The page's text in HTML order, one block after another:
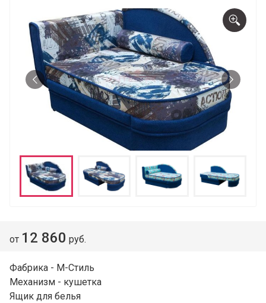
от 12 860 руб.
Фабрика - М-Стиль
Механизм - кушетка
Ящик для белья